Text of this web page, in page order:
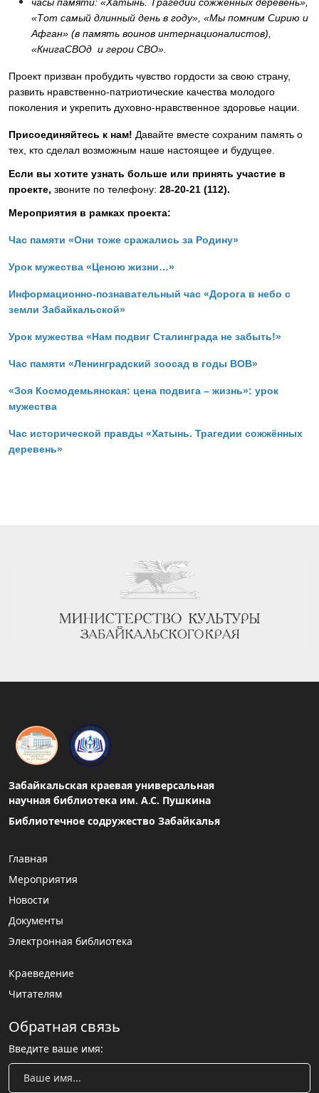
часы памяти: «Хатынь. Трагедии сожжённых деревень»,
«Тот самый длинный день в году», «Мы помним Сирию и
Афган» (в память воинов интернационалистов),
«КнигаСВОд и герои СВО».
Проект призван пробудить чувство гордости за свою страну,
развить нравственно-патриотические качества молодого
поколения и укрепить духовно-нравственное здоровье нации.
Присоединяйтесь к нам! Давайте вместе сохраним память о
тех, кто сделал возможным наше настоящее и будущее.
Если вы хотите узнать больше или принять участие в
проекте, звоните по телефону: 28-20-21 (112).
Мероприятия в рамках проекта:
Час памяти «Они тоже сражались за Родину»
Урок мужества «Ценою жизни…»
Информационно-познавательный час «Дорога в небо с
земли Забайкальской»
Урок мужества «Нам подвиг Сталинграда не забыть!»
Час памяти «Ленинградский зоосад в годы ВОВ»
«Зоя Космодемьянская: цена подвига – жизнь»: урок
мужества
Час исторической правды «Хатынь. Трагедии сожжённых
деревень»
Забайкальская краевая универсальная
научная библиотека им. А.С. Пушкина
Библиотечное содружество Забайкалья
Главная
Мероприятия
Новости
Документы
Электронная библиотека
Краеведение
Читателям
Обратная связь
Введите ваше имя: